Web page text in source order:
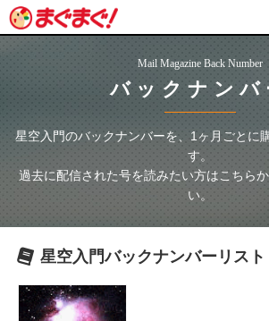
Mail Magazine Back Number
バックナンバ
星空入門のバックナンバーを、1ヶ月ごとに
す。
過去に配信された号を読みたい方はこちら
い。
星空入門バックナンバーリスト